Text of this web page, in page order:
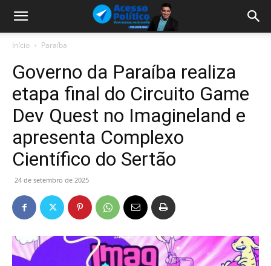
Início Paraíba
Governo da Paraíba realiza
etapa final do Circuito Game
Dev Quest no Imagineland e
apresenta Complexo
Científico do Sertão
24 de setembro de 2025